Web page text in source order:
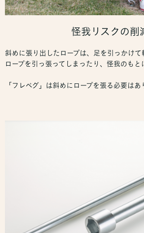
怪我リスクの削
斜めに張り出したロープは、足を引っかけ
ロープを引っ張ってしまったり、怪我のもと
「フレペグ」は斜めにロープを張る必要はあ